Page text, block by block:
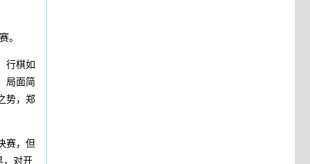
。
行棋如
局面简
势，郑
赛，但
，对开